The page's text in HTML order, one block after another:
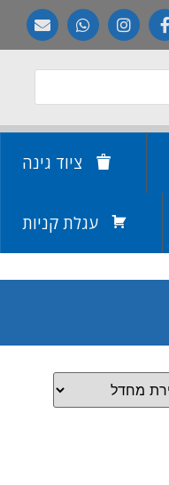
ציוד גינה
עגלת קניות